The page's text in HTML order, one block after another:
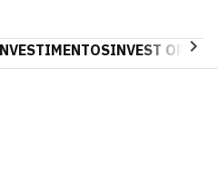
INVEST OPINA